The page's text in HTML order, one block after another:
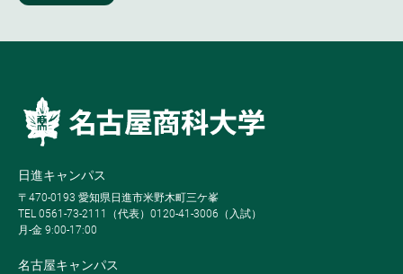
日進キャンパス
〒470-0193 愛知県日進市米野木町三ケ峯
TEL 0561-73-2111（代表）0120-41-3006（入試）
月-金 9:00-17:00
名古屋キャンパス